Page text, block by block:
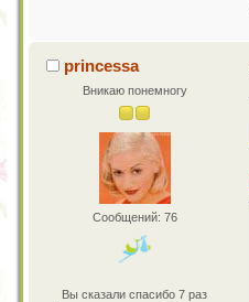
princessa
Вникаю понемногу
Сообщений: 76
Вы сказали спасибо 7 раз